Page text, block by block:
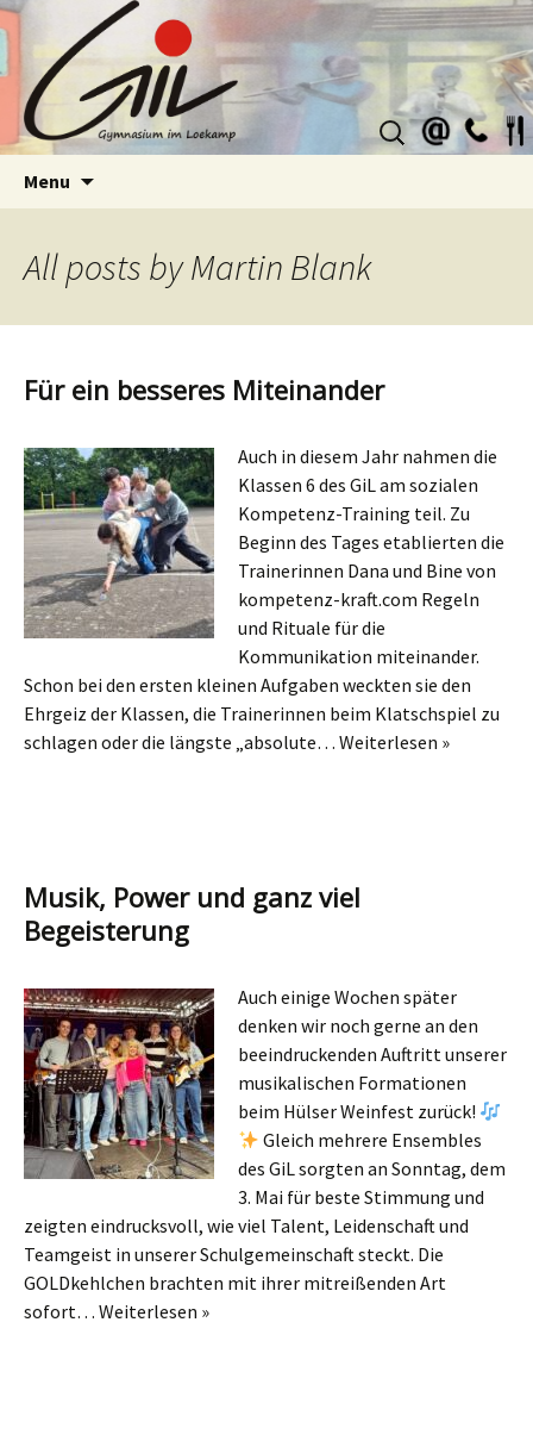
Suchen
nach:
Menu
All posts byMartin Blank
Für ein besseres Miteinander
Auch in diesem Jahr nahmen die
Klassen 6 des GiL am sozialen
Kompetenz-Training teil. Zu
Beginn des Tages etablierten die
Trainerinnen Dana und Bine von
kompetenz-kraft.com Regeln
und Rituale für die
Kommunikation miteinander.
Schon bei den ersten kleinen Aufgaben weckten sie den
Ehrgeiz der Klassen, die Trainerinnen beim Klatschspiel zu
schlagen oder die längste „absolute… Weiterlesen »
Musik, Power und ganz viel
Begeisterung
Auch einige Wochen später
denken wir noch gerne an den
beeindruckenden Auftritt unserer
musikalischen Formationen
beim Hülser Weinfest zurück!
Gleich mehrere Ensembles
des GiL sorgten an Sonntag, dem
3. Mai für beste Stimmung und
zeigten eindrucksvoll, wie viel Talent, Leidenschaft und
Teamgeist in unserer Schulgemeinschaft steckt. Die
GOLDkehlchen brachten mit ihrer mitreißenden Art
sofort… Weiterlesen »